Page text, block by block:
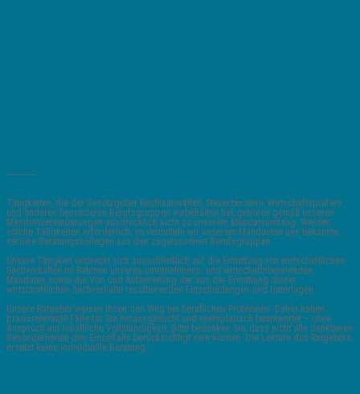
Tätigkeiten, die der Gesetzgeber Rechtsanwälten, Steuerberatern, Wirtschaftsprüfern
und anderen besonderen Berufsgruppen vorbehalten hat, gehören gemäß unseren
Mandatsvereinbarungen ausdrücklich nicht zu unserem Mandatsumfang. Werden
solche Tätigkeiten erforderlich, so vermitteln wir unserem Mandanten uns bekannte,
seriöse Beratungskollegen aus den zugelassenen Berufsgruppen.
Unsere Tätigkeit erstreckt sich ausschließlich auf die Ermittlung von wirtschaftlichen
Sachverhalten im Rahmen unseres unternehmens- und wirtschaftsberatenden
Mandates sowie die Vor- und Aufbereitung der aus der Ermittlung dieser
wirtschaftlichen Sachverhalte resultierenden Entscheidungen und Unterlagen.
Unsere Ratgeber weisen Ihnen den Weg bei beruflichen Problemen. Daher haben
praxisrelevante Fälle für Sie herausgesucht und exemplarisch beantwortet – ohne
Anspruch auf inhaltliche Vollständigkeit. Bitte bedenken Sie, dass nicht alle denkbaren
Besonderheiten des Einzelfalls berücksichtigt sein können. Die Lektüre des Ratgebers
ersetzt keine individuelle Beratung.